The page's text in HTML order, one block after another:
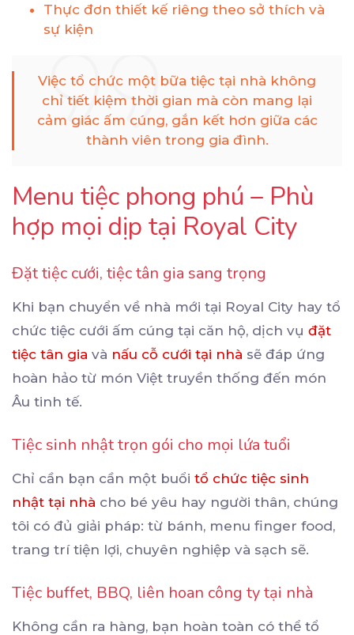
Thực đơn thiết kế riêng theo sở thích và
sự kiện
Việc tổ chức một bữa tiệc tại nhà không
chỉ tiết kiệm thời gian mà còn mang lại
cảm giác ấm cúng, gắn kết hơn giữa các
thành viên trong gia đình.
Menu tiệc phong phú – Phù
hợp mọi dịp tại Royal City
Đặt tiệc cưới, tiệc tân gia sang trọng
Khi bạn chuyển về nhà mới tại Royal City hay tổ
chức tiệc cưới ấm cúng tại căn hộ, dịch vụ đặt
tiệc tân gia và nấu cỗ cưới tại nhà sẽ đáp ứng
hoàn hảo từ món Việt truyền thống đến món
Âu tinh tế.
Tiệc sinh nhật trọn gói cho mọi lứa tuổi
Chỉ cần bạn cần một buổi tổ chức tiệc sinh
nhật tại nhà cho bé yêu hay người thân, chúng
tôi có đủ giải pháp: từ bánh, menu finger food,
trang trí tiện lợi, chuyên nghiệp và sạch sẽ.
Tiệc buffet, BBQ, liên hoan công ty tại nhà
Không cần ra hàng, bạn hoàn toàn có thể tổ